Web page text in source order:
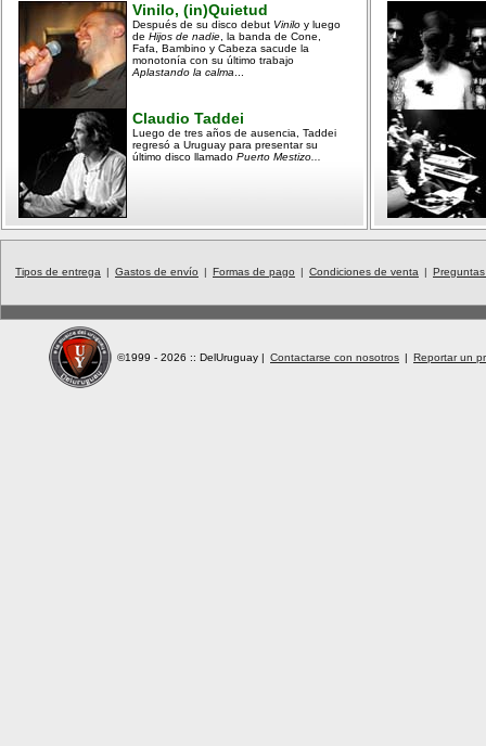
Vinilo, (in)Quietud
Después de su disco debut Vinilo y luego
de Hijos de nadie , la banda de Cone,
Fafa, Bambino y Cabeza sacude la
monotonía con su último trabajo
Aplastando la calma
Claudio Taddei
Luego de tres años de ausencia, Taddei
regresó a Uruguay para presentar su
último disco llamado Puerto Mestizo...
Tipos de entrega | Gastos de envío | Formas de pago | Condiciones de venta |
©1999 - 2026 :: DelUruguay | Contactarse con nosotros | Reportar un